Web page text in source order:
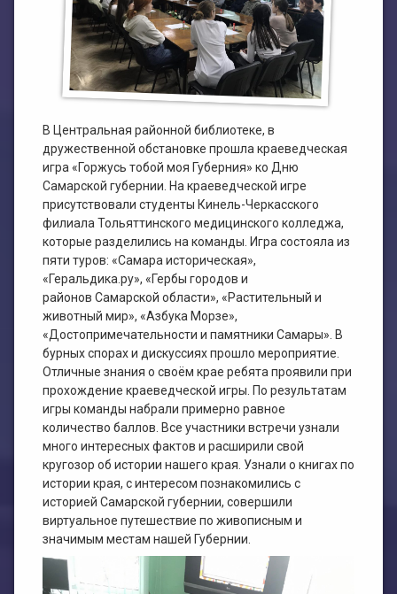
План работы филиала №1
План работы филиала №2
ЭЛЕКТРОННЫЙ КАТАЛОГ
В Центральная районной библиотеке, в
дружественной обстановке прошла краеведческая
игра «Горжусь тобой моя Губерния» ко Дню
Самарской губернии. На краеведческой игре
присутствовали студенты Кинель-Черкасского
филиала Тольяттинского медицинского колледжа,
которые разделились на команды. Игра состояла из
пяти туров: «Самара историческая»,
«Геральдика.ру», «Гербы городов и
районов Самарской области», «Растительный и
животный мир», «Азбука Морзе»,
«Достопримечательности и памятники Самары». В
бурных спорах и дискуссиях прошло мероприятие.
Отличные знания о своём крае ребята проявили при
прохождение краеведческой игры. По результатам
игры команды набрали примерно равное
количество баллов. Все участники встречи узнали
много интересных фактов и расширили свой
кругозор об истории нашего края. Узнали о книгах по
истории края, с интересом познакомились с
историей Самарской губернии, совершили
виртуальное путешествие по живописным и
значимым местам нашей Губернии.